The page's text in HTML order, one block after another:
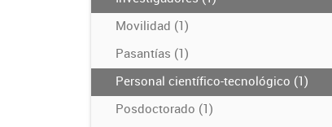
Movilidad (1)
Pasantías (1)
Personal científico-tecnológico (1)
Posdoctorado (1)